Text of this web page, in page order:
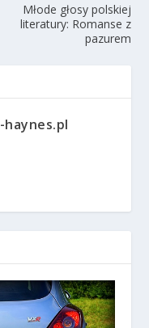
Młode głosy polskiej
literatury: Romanse z
pazurem